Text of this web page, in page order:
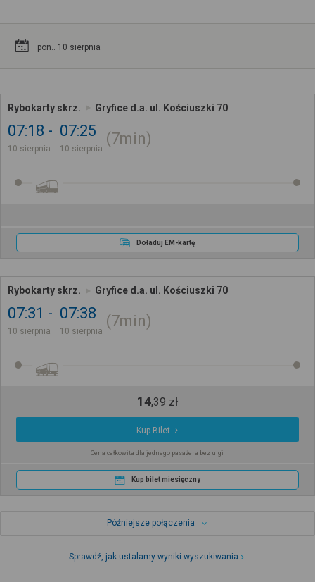
pon.. 10 sierpnia
Rybokarty skrz. Gryfice d.a. ul. Kościuszki 70
07:18
10 sierpnia
07:25
10 sierpnia
7min
Doładuj EM-kartę
Rybokarty skrz. Gryfice d.a. ul. Kościuszki 70
07:31
10 sierpnia
07:38
10 sierpnia
7min
14,39 zł
Kup Bilet
Cena całkowita dla jednego pasażera bez ulgi
Kup bilet miesięczny
Późniejsze połączenia
Sprawdź, jak ustalamy wyniki wyszukiwania